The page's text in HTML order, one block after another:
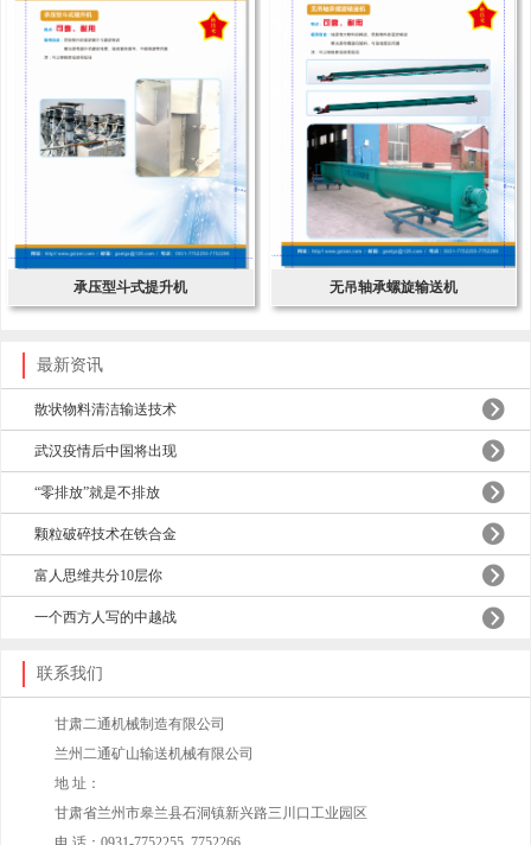
承压型斗式提升机 无吊轴承螺旋输送机
最新资讯
散状物料清洁输送技术
武汉疫情后中国将出现
“零排放”就是不排放
颗粒破碎技术在铁合金
富人思维共分10层你
一个西方人写的中越战
联系我们
甘肃二通机械制造有限公司
兰州二通矿山输送机械有限公司
地 址：
甘肃省兰州市皋兰县石洞镇新兴路三川口工业园区